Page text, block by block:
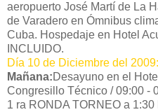
aeropuerto José Martí de La
de Varadero en Ómnibus
Cuba. Hospedaje en Hotel
INCLUIDO.
Día 10 de Diciembre del 2009:
Mañana:Desayuno en el
Congresillo Técnico / 09:00 -
1 ra RONDA TORNEO a